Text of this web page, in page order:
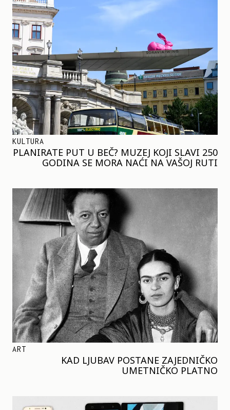
KULTURA
PLANIRATE PUT U BEČ? MUZEJ KOJI SLAVI 250
GODINA SE MORA NAĆI NA VAŠOJ RUTI
ART
KAD LJUBAV POSTANE ZAJEDNIČKO
UMETNIČKO PLATNO